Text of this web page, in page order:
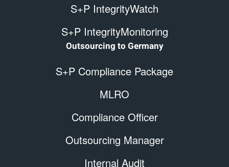
S+P IntegrityWatch
S+P IntegrityMonitoring
Outsourcing to Germany
S+P Compliance Package
MLRO
Compliance Officer
Outsourcing Manager
Internal Audit